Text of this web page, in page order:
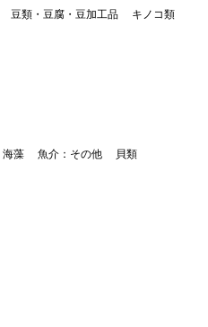
豆類・豆腐・豆加工品
キノコ類
海藻 魚介：その他 貝類